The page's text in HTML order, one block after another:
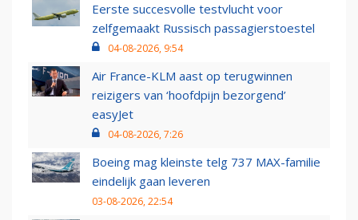
Eerste succesvolle testvlucht voor
zelfgemaakt Russisch passagierstoestel
04-08-2026, 9:54
Air France-KLM aast op terugwinnen
reizigers van ‘hoofdpijn bezorgend’
easyJet
04-08-2026, 7:26
Boeing mag kleinste telg 737 MAX-familie
eindelijk gaan leveren
03-08-2026, 22:54